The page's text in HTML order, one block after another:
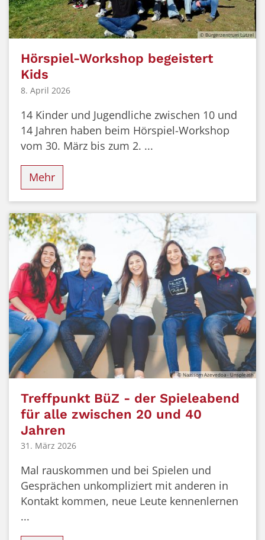
© Bürgerzentrum Lützel
Hörspiel-Workshop begeistert
Kids
8. April 2026
14 Kinder und Jugendliche zwischen 10 und
14 Jahren haben beim Hörspiel-Workshop
vom 30. März bis zum 2. ...
Mehr
© Naassom Azevedoa - Unspleash
Treffpunkt BüZ - der Spieleabend
für alle zwischen 20 und 40
Jahren
31. März 2026
Mal rauskommen und bei Spielen und
Gesprächen unkompliziert mit anderen in
Kontakt kommen, neue Leute kennenlernen
...